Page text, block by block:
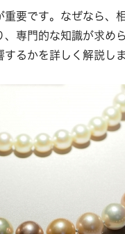
要です。なぜなら、
専門的な知識が求め
るかを詳しく解説しま